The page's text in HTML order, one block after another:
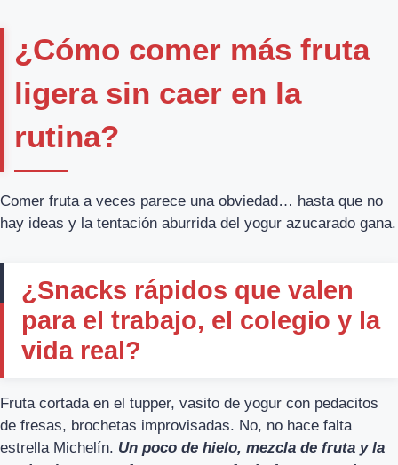
¿Cómo comer más fruta
ligera sin caer en la
rutina?
Comer fruta a veces parece una obviedad… hasta que no
hay ideas y la tentación aburrida del yogur azucarado gana.
¿Snacks rápidos que valen
para el trabajo, el colegio y la
vida real?
Fruta cortada en el tupper, vasito de yogur con pedacitos
de fresas, brochetas improvisadas. No, no hace falta
estrella Michelín. Un poco de hielo, mezcla de fruta y la